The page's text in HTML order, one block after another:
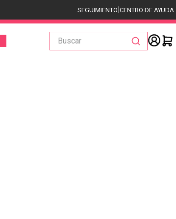
SEGUIMIENTO|CENTRO DE AYUDA
Buscar